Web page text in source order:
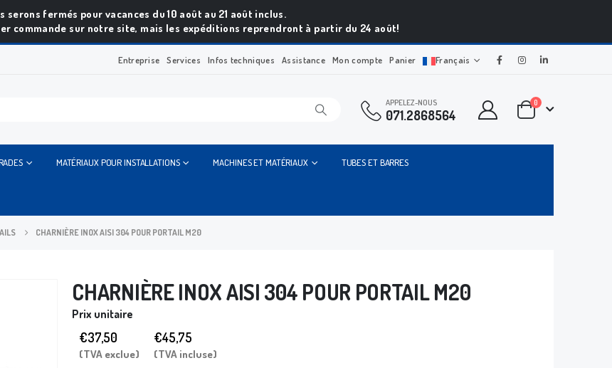
serons fermés pour vacances du 10 août au 21 août inclus.
commande sur notre site, mais les expéditions reprendront à partir du 24 août!
Entreprise Services Infos techniques Assistance Mon compte Panier Français
APPELEZ-NOUS
071.2868564
0
MATÉRIAUX POUR INSTALLATIONS MACHINES ET MATÉRIAUX TUBES ET BARRES
CHARNIÈRE INOX AISI 304 POUR PORTAIL M20
CHARNIÈRE INOX AISI 304 POUR PORTAIL M20
Prix unitaire
€37,50
(TVA exclue)
€45,75
(TVA incluse)